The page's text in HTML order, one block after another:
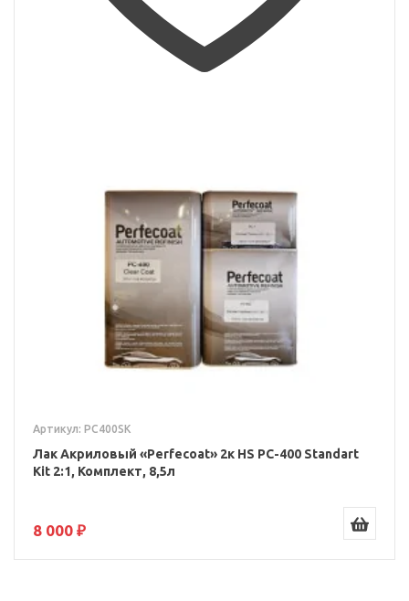
Артикул: PC400SK
Лак Акриловый «Perfecoat» 2к HS PC-400 Standart
Kit 2:1, Комплект, 8,5л
8 000 ₽